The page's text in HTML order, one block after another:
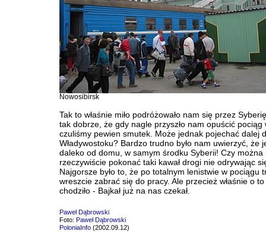
Nowosibirsk
Tak to właśnie miło podróżowało nam się przez
tak dobrze, że gdy nagle przyszło nam opuścić pociąg
czuliśmy pewien smutek. Może jednak pojechać dalej
Władywostoku? Bardzo trudno było nam uwierzyć, że
daleko od domu, w samym środku Syberii! Czy można
rzeczywiście pokonać taki kawał drogi nie odrywając
Najgorsze było to, że po totalnym lenistwie w pociągu
wreszcie zabrać się do pracy. Ale przecież właśnie o
chodziło - Bajkał już na nas czekał.
Paweł Dąbrowski
Foto: Paweł Dąbrowski
PoloniaInfo (2002.09.12)